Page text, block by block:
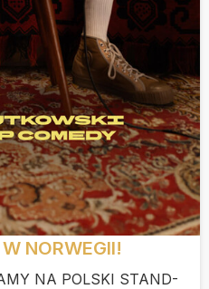
NORWEGII!
NA POLSKI STAND-